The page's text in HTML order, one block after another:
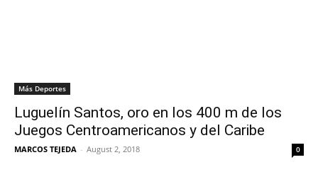
Más Deportes
Luguelín Santos, oro en los 400 m de los
Juegos Centroamericanos y del Caribe
MARCOS TEJEDA - August 2, 2018 0